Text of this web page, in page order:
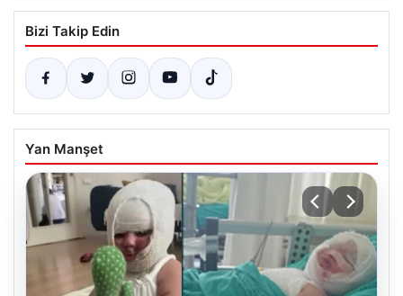
Bizi Takip Edin
Yan Manşet